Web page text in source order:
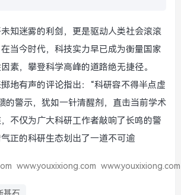
知迷雾的利剑，更是驱动人类社会滚滚
当今时代，科技实力早已成为衡量国家
素，攀登科学高峰的道路绝无捷径。
掷地有声的评论指出：“科研容不得半点虚
的警示，犹如一针清醒剂，直击当前学术
不仅为广大科研工作者敲响了长鸣的警
正的科研生态划出了一道不可逾
www.youxixiong.com www.youxixiong.com